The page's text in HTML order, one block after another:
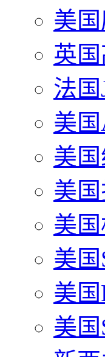
美
英
法国
美
美
美
美
美
美
美国